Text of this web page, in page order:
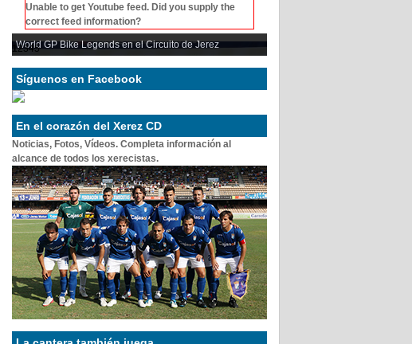
Unable to get Youtube feed. Did you supply the
correct feed information?
World GP Bike Legends en el Circuito de Jerez
12345
Síguenos en Facebook
En el corazón del Xerez CD
Noticias, Fotos, Vídeos. Completa información al
alcance de todos los xerecistas.